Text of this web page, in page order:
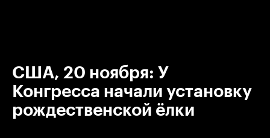
США, 20 ноября: У
Конгресса начали установку
рождественской ёлки